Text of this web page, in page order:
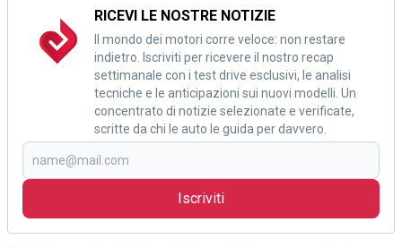
RICEVI LE NOSTRE NOTIZIE
Il mondo dei motori corre veloce: non restare
indietro. Iscriviti per ricevere il nostro recap
settimanale con i test drive esclusivi, le analisi
tecniche e le anticipazioni sui nuovi modelli. Un
concentrato di notizie selezionate e verificate,
scritte da chi le auto le guida per davvero.
Iscriviti